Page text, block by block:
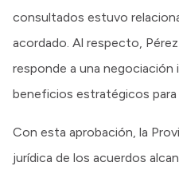
consultados estuvo
acordado. Al respecto,
responde a una negociación
beneficios estratégicos para
Con esta aprobación, la
jurídica de los acuerdos